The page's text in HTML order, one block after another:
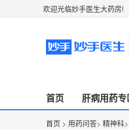
欢迎光临妙手医生大药房!
首页 肝病用药专
首页 > 用药问答> 精神科